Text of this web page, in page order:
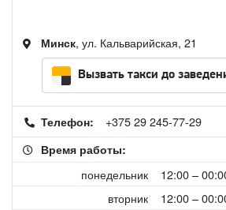
Минск, ул. Кальварийская, 21
Вызвать такси до
Телефон: +375 29 245-77-29
Время работы:
понедельник
12:00 –
вторник
12:00 –